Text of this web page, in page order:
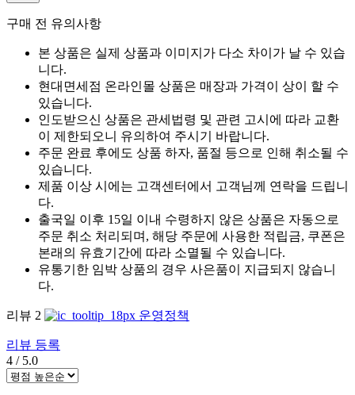
구매 전 유의사항
본 상품은 실제 상품과 이미지가 다소 차이가 날 수 있습
니다.
현대면세점 온라인몰 상품은 매장과 가격이 상이 할 수
있습니다.
인도받으신 상품은 관세법령 및 관련 고시에 따라 교환
이 제한되오니 유의하여 주시기 바랍니다.
주문 완료 후에도 상품 하자, 품절 등으로 인해 취소될 수
있습니다.
제품 이상 시에는 고객센터에서 고객님께 연락을 드립니
다.
출국일 이후 15일 이내 수령하지 않은 상품은 자동으로
주문 취소 처리되며, 해당 주문에 사용한 적립금, 쿠폰은
본래의 유효기간에 따라 소멸될 수 있습니다.
유통기한 임박 상품의 경우 사은품이 지급되지 않습니
다.
리뷰 2 운영정책
리뷰 등록
4 / 5.0